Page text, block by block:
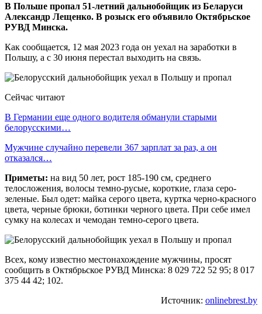
В Польше пропал 51-летний дальнобойщик из Беларуси
Александр Лещенко. В розыск его объявило Октябрьское
РУВД Минска.
Как сообщается, 12 мая 2023 года он уехал на заработки в
Польшу, а с 30 июня перестал выходить на связь.
Сейчас читают
В Германии еще одного водителя обманули старыми
белорусскими…
Мужчине случайно перевели 367 зарплат за раз, а он
отказался…
Приметы: на вид 50 лет, рост 185-190 см, среднего
телосложения, волосы темно-русые, короткие, глаза серо-
зеленые. Был одет: майка серого цвета, куртка черно-красного
цвета, черные брюки, ботинки черного цвета. При себе имел
сумку на колесах и чемодан темно-серого цвета.
Всех, кому известно местонахождение мужчины, просят
сообщить в Октябрьское РУВД Минска: 8 029 722 52 95; 8 017
375 44 42; 102.
Источник: onlinebrest.by